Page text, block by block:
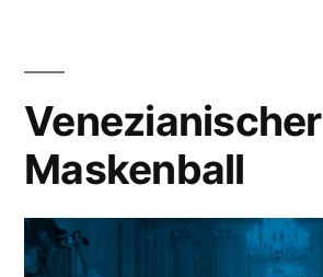
Venezianischer
Maskenball